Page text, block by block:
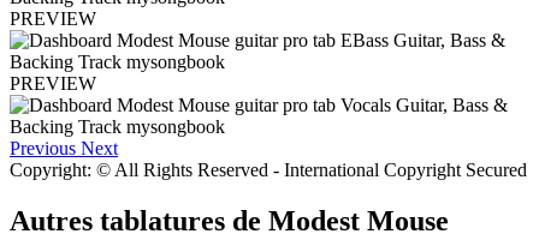
PREVIEW
PREVIEW
Previous Next
Copyright: © All Rights Reserved - International Copyright Secured
Autres tablatures de Modest Mouse